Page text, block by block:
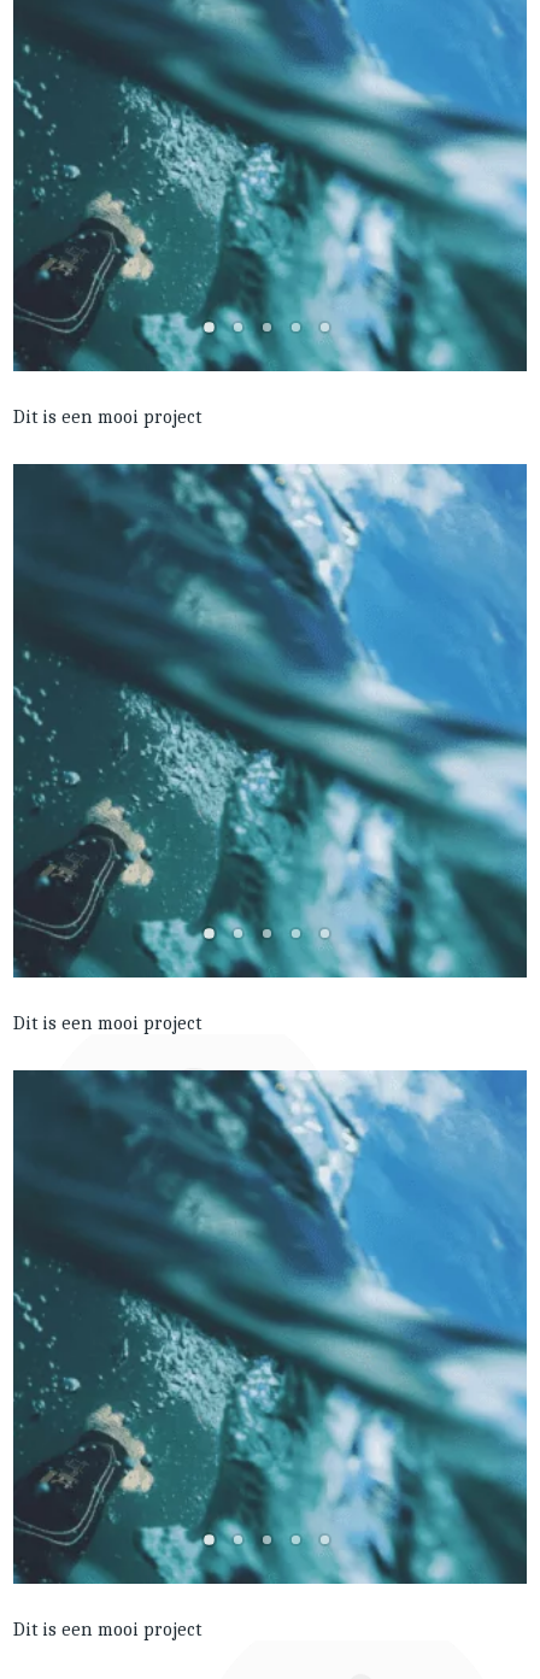
Dit is een mooi project
Dit is een mooi project
Dit is een mooi project